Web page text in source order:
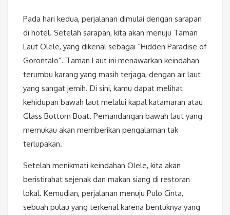
Pada hari kedua, perjalanan dimulai dengan sarapan
di hotel. Setelah sarapan, kita akan menuju Taman
Laut Olele, yang dikenal sebagai “Hidden Paradise of
Gorontalo”. Taman Laut ini menawarkan keindahan
terumbu karang yang masih terjaga, dengan air laut
yang sangat jernih. Di sini, kamu dapat melihat
kehidupan bawah laut melalui kapal katamaran atau
Glass Bottom Boat. Pemandangan bawah laut yang
memukau akan memberikan pengalaman tak
terlupakan.
Setelah menikmati keindahan Olele, kita akan
beristirahat sejenak dan makan siang di restoran
lokal. Kemudian, perjalanan menuju Pulo Cinta,
sebuah pulau yang terkenal karena bentuknya yang